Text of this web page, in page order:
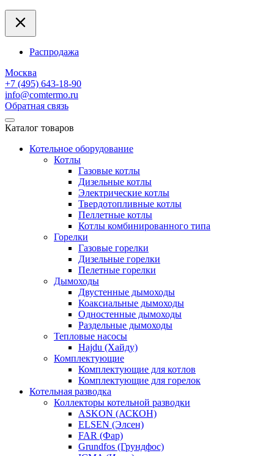
Распродажа
Москва
+7 (495) 643-18-90
info@comtermo.ru
Обратная связь
Каталог товаров
Котельное оборудование
Котлы
Газовые котлы
Дизельные котлы
Электрические котлы
Твердотопливные котлы
Пеллетные котлы
Котлы комбинированного типа
Горелки
Газовые горелки
Дизельные горелки
Пелетные горелки
Дымоходы
Двустенные дымоходы
Коаксиальные дымоходы
Одностенные дымоходы
Раздельные дымоходы
Тепловые насосы
Hajdu (Хайду)
Комплектующие
Комплектующие для котлов
Комплектующие для горелок
Котельная разводка
Коллекторы котельной разводки
ASKON (АСКОН)
ELSEN (Элсен)
FAR (Фар)
Grundfos (Грундфос)